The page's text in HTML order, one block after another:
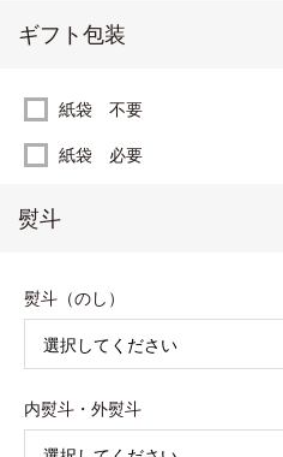
ギフト包装
紙袋 不要
紙袋 必要
熨斗
熨斗（のし）
内熨斗・外熨斗